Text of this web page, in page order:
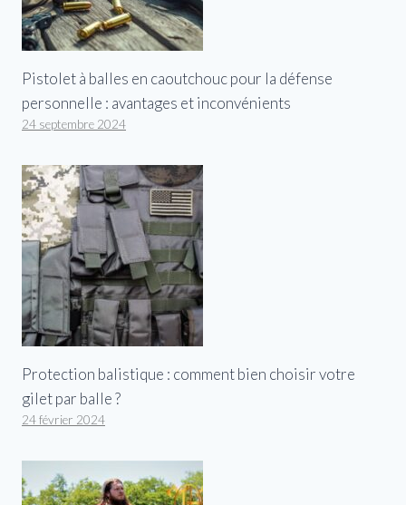
Pistolet à balles en caoutchouc pour la défense
personnelle : avantages et inconvénients
24 septembre 2024
Protection balistique : comment bien choisir votre
gilet par balle ?
24 février 2024